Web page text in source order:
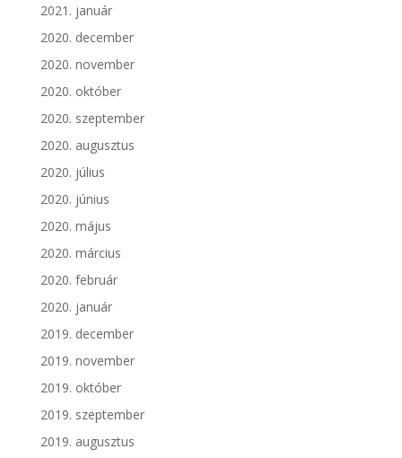
2021. január
2020. december
2020. november
2020. október
2020. szeptember
2020. augusztus
2020. július
2020. június
2020. május
2020. március
2020. február
2020. január
2019. december
2019. november
2019. október
2019. szeptember
2019. augusztus